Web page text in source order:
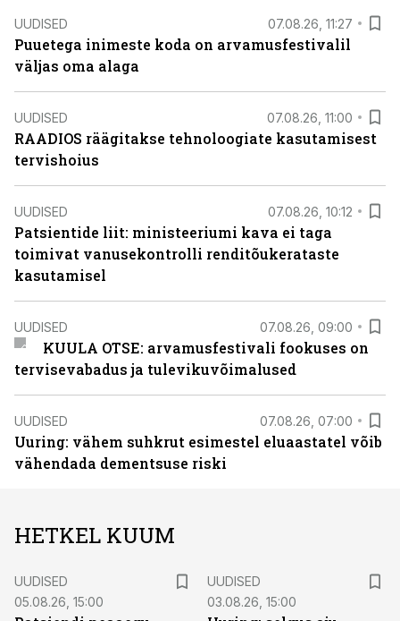
UUDISED 07.08.26, 11:27
Puuetega inimeste koda on arvamusfestivalil
väljas oma alaga
UUDISED 07.08.26, 11:00
RAADIOS räägitakse tehnoloogiate kasutamisest
tervishoius
UUDISED 07.08.26, 10:12
Patsientide liit: ministeeriumi kava ei taga
toimivat vanusekontrolli renditõukerataste
kasutamisel
UUDISED 07.08.26, 09:00
KUULA OTSE: arvamusfestivali fookuses on
tervisevabadus ja tulevikuvõimalused
UUDISED 07.08.26, 07:00
Uuring: vähem suhkrut esimestel eluaastatel võib
vähendada dementsuse riski
HETKEL KUUM
UUDISED
05.08.26, 15:00
UUDISED
03.08.26, 15:00